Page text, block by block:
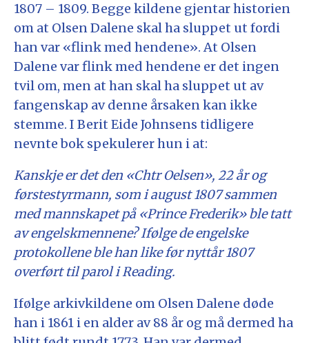
1807 – 1809. Begge kildene gjentar historien
om at Olsen Dalene skal ha sluppet ut fordi
han var «flink med hendene». At Olsen
Dalene var flink med hendene er det ingen
tvil om, men at han skal ha sluppet ut av
fangenskap av denne årsaken kan ikke
stemme. I Berit Eide Johnsens tidligere
nevnte bok spekulerer hun i at:
Kanskje er det den «Chtr Oelsen», 22 år og
førstestyrmann, som i august 1807 sammen
med mannskapet på «Prince Frederik» ble tatt
av engelskmennene? Ifølge de engelske
protokollene ble han like før nyttår 1807
overført til parol i Reading.
Ifølge arkivkildene om Olsen Dalene døde
han i 1861 i en alder av 88 år og må dermed ha